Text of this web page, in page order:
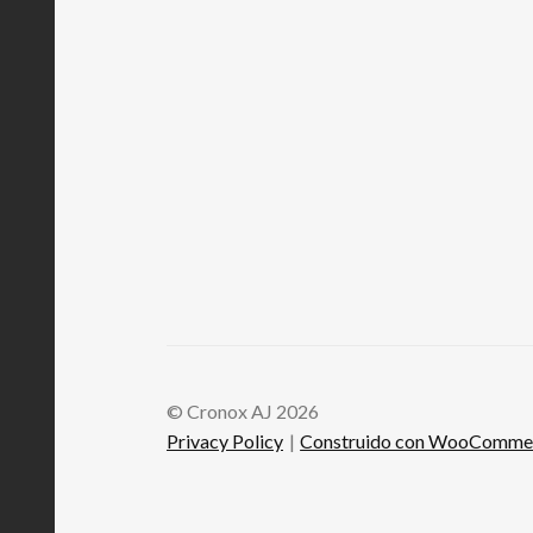
© Cronox AJ 2026
Privacy Policy
Construido con